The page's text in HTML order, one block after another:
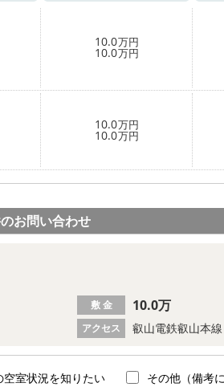
10.0万円
10.0万円
10.0万円
10.0万円
お問い合わせ
アクセス 叡山電鉄叡山本
敷 金 10.0万
空室状況を知りたい その他（備考